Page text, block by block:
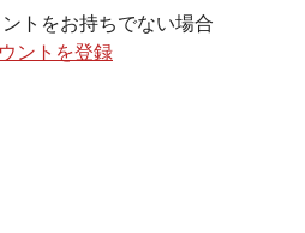
トをお持ちでない場合
ントを登録